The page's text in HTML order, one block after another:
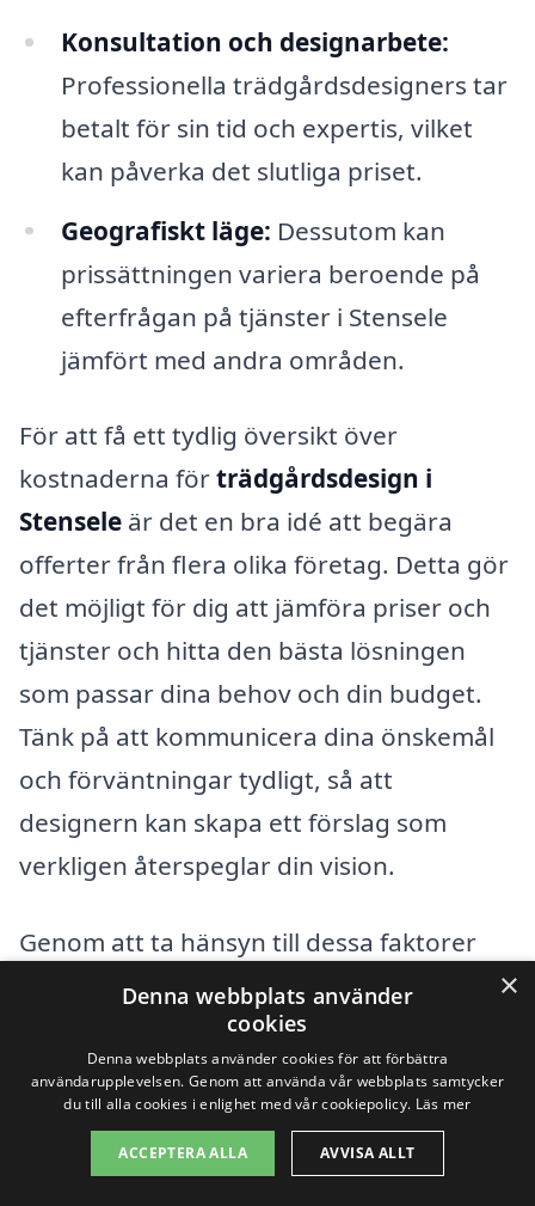
Konsultation och designarbete:
Professionella trädgårdsdesigners tar
betalt för sin tid och expertis, vilket
kan påverka det slutliga priset.
Geografiskt läge: Dessutom kan
prissättningen variera beroende på
efterfrågan på tjänster i Stensele
jämfört med andra områden.
För att få ett tydlig översikt över
kostnaderna förträdgårdsdesign i
Stensele är det en bra idé att begära
offerter från flera olika företag. Detta gör
det möjligt för dig att jämföra priser och
tjänster och hitta den bästa lösningen
som passar dina behov och din budget.
Tänk på att kommunicera dina önskemål
och förväntningar tydligt, så att
designern kan skapa ett förslag som
verkligen återspeglar din vision.
Genom att ta hänsyn till dessa faktorer
och arbeta tillsammans med rätt
trädgårdsdesignföretag kan du
säkerställa att du får en trädgård som
inte bara är vacker utan också anpassad
efter dina specifika krav. Den bästa
×
Denna webbplats använder
cookies
Denna webbplats använder cookies för att förbättra
användarupplevelsen. Genom att använda vår webbplats samtycker
du till alla cookies i enlighet med vår cookiepolicy. Läs mer
ACCEPTERA ALLA AVVISA ALLT